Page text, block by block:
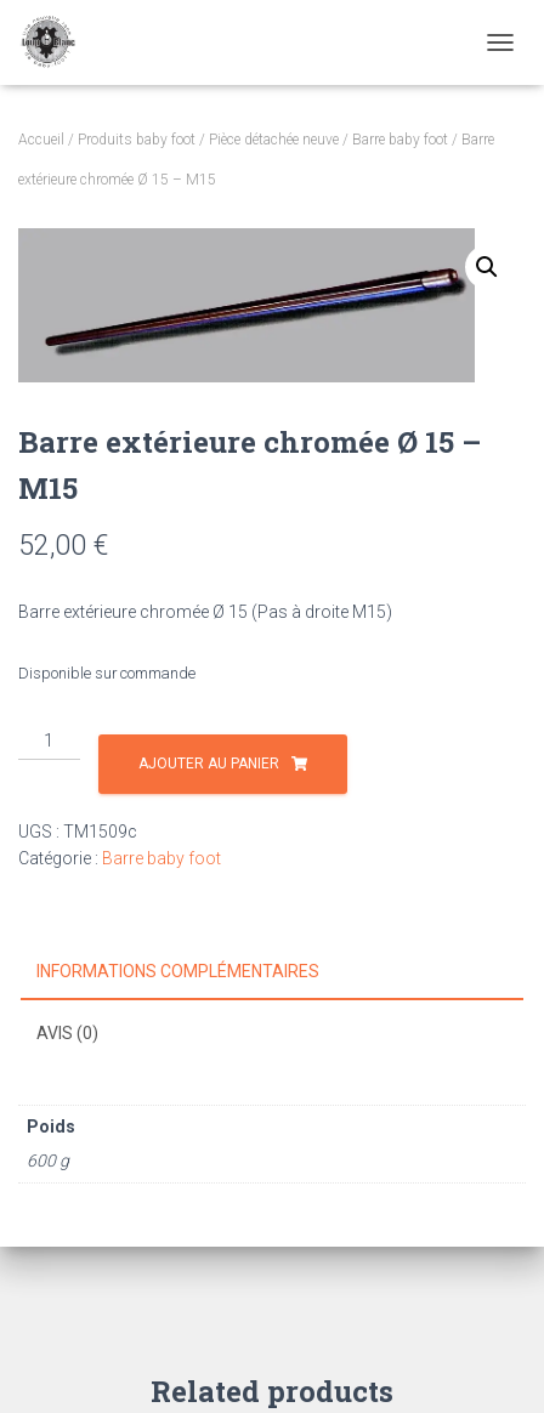
Accueil / Produits baby foot / Pièce détachée neuve / Barre baby foot / Barre
extérieure chromée Ø 15 – M15
Barre extérieure chromée Ø 15 –
M15
52,00 €
Barre extérieure chromée Ø 15 (Pas à droite M15)
Disponible sur commande
quantité
de
chromée
Ø
AJOUTER AU PANIER
UGS : TM1509c
Catégorie : Barre baby foot
INFORMATIONS COMPLÉMENTAIRES
AVIS (0)
Poids
600 g
Related products